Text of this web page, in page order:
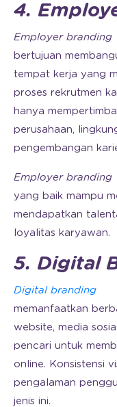
4.
Employer branding
bertujuan
tempat kerja yang
proses rekrutmen
hanya
perusahaan,
pengembangan
Employer branding
yang baik mampu
mendapatkan
loyalitas karyawan.
5. Digital
Digital branding
memanfaatkan
website, media
pencari untuk
online. Konsistensi
pengalaman
jenis ini.